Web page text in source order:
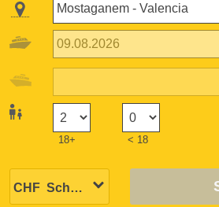
18+ < 18